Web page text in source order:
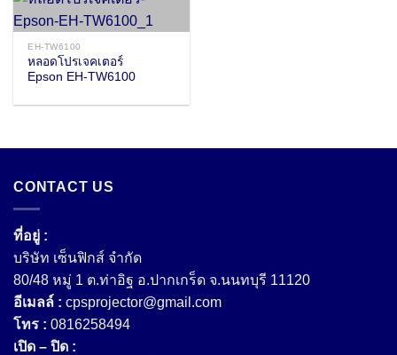
EH-TW6100
หลอดโปรเจคเตอร์
Epson EH-TW6100
CONTACT US
ที่อยู่ :
บริษัท เซ็นฟิกส์ จํากัด
80/48 หมู่ 1 ต.ท่าอิฐ อ.ปากเกร็ด จ.นนทบุรี 11120
อีเมลล์ : cpsprojector@gmail.com
โทร : 0816258494
เปิด – ปิด :